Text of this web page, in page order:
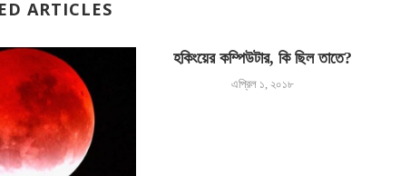
ARTICLES
হকিংয়ের কম্পিউটার, কি ছিল তাতে?
এপ্রিল ১, ২০১৮